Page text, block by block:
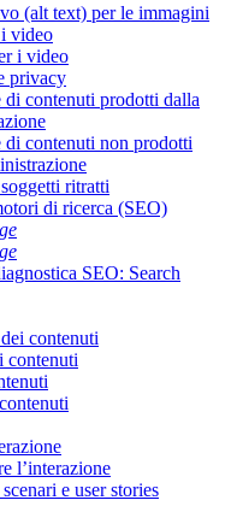
(alt text) per le immagini
video
i video
privacy
contenuti prodotti dalla
contenuti non prodotti
ritratti
di ricerca (SEO)
SEO: Search
contenuti
contenuti
l’interazione
e user stories